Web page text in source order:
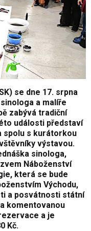
se dne 17. srpna
a malíře
zabývá tradiční
události představí
spolu s kurátorkou
výstavou.
sinologa,
Náboženství
která se bude
Východu,
a posvátnosti státní
komentovanou
a je
Kč.